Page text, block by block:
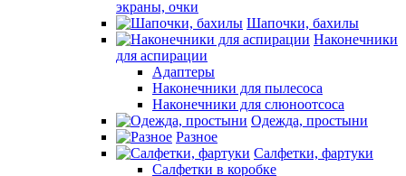
экраны, очки
Шапочки, бахилы
Наконечники
для аспирации
Адаптеры
Наконечники для пылесоса
Наконечники для слюноотсоса
Одежда, простыни
Разное
Салфетки, фартуки
Салфетки в коробке